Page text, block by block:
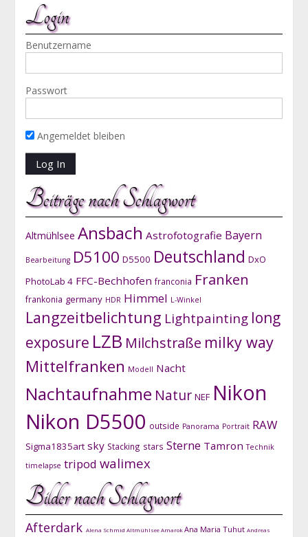
Login
Benutzername
Passwort
Angemeldet bleiben
Beiträge nach Schlagwort
Altmühlsee Ansbach Astrofotografie Bayern
Bearbeitung D5100 D5500 Deutschland DxO
PhotoLab 4 FFC-Bechhofen franconia Franken
frankonia germany HDR Himmel L-Winkel
Langzeitbelichtung Lightpainting long
exposure LZB Milchstraße milky way
Mittelfranken Modell Nacht
Nachtaufnahme Natur NEF Nikon
Nikon D5500 outside Panorama Portrait RAW
Sigma1835art sky Stacking stars Sterne Tamron Technik
timelapse tripod walimex
Bilder nach Schlagwort
Afterdark Alena Schmid AltmühlseeAmarokAna Maria Tuhut Andreas